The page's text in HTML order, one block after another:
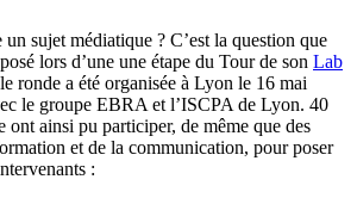
sujet médiatique ? C’est la question que
lors d’une une étape du Tour de son Lab
ronde a été organisée à Lyon le 16 mai
le groupe EBRA et l’ISCPA de Lyon. 40
ont ainsi pu participer, de même que des
et de la communication, pour poser
: